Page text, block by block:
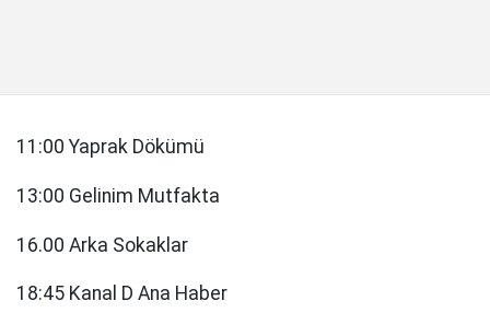
11:00 Yaprak Dökümü
13:00 Gelinim Mutfakta
16.00 Arka Sokaklar
18:45 Kanal D Ana Haber